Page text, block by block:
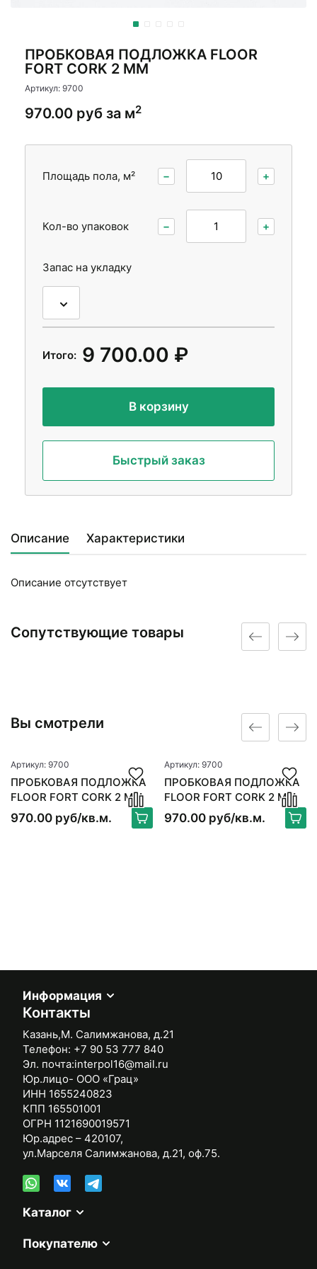
ПРОБКОВАЯ ПОДЛОЖКА FLOOR
FORT CORK 2 ММ
Артикул: 9700
970.00 руб за м2
Площадь пола, м² − +
Кол-во упаковок − +
Запас на укладку
Итого: 9 700.00 ₽
В корзину
Быстрый заказ
Описание Характеристики
Описание отсутствует
Сопутствующие товары
Вы смотрели
Артикул: 9700
ПРОБКОВАЯ ПОДЛОЖКА
FLOOR FORT CORK 2 ММ
970.00 руб/кв.м.
Артикул: 9700
ПРОБКОВАЯ ПОДЛОЖКА
FLOOR FORT CORK 2 ММ
970.00 руб/кв.м.
Информация
Контакты
Казань,М. Салимжанова, д.21
Телефон: +7 90 53 777 840
Эл. почта:interpol16@mail.ru
Юр.лицо- ООО «Грац»
ИНН 1655240823
КПП 165501001
ОГРН 1121690019571
Юр.адрес – 420107,
ул.Марселя Салимжанова, д.21, оф.75.
Каталог
Покупателю